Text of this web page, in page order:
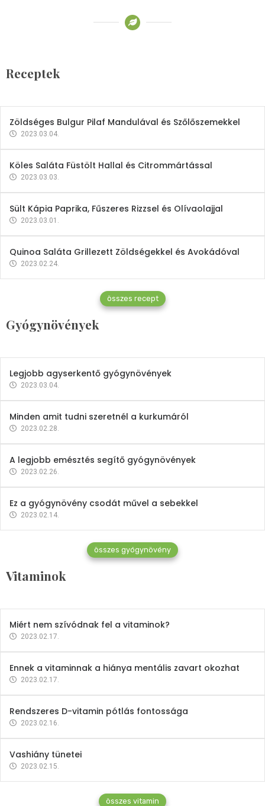
Receptek
2023.03.06.
Zöldséges Bulgur Pilaf Mandulával és Szőlőszemekkel
2023.03.04.
Köles Saláta Füstölt Hallal és Citrommártással
2023.03.03.
Sült Kápia Paprika, Fűszeres Rizzsel és Olívaolajjal
2023.03.01.
Quinoa Saláta Grillezett Zöldségekkel és Avokádóval
2023.02.24.
összes recept
Gyógynövények
Gyógynövények
Mindent a petrezselyemről
2023.12.21.
Legjobb agyserkentő gyógynövények
2023.03.04.
Minden amit tudni szeretnél a kurkumáról
2023.02.28.
A legjobb emésztés segítő gyógynövények
2023.02.26.
Ez a gyógynövény csodát művel a sebekkel
2023.02.14.
összes gyógynövény
Vitaminok
Vitaminok
Mindent a B-12 vitaminról
2023.02.27.
Miért nem szívódnak fel a vitaminok?
2023.02.17.
Ennek a vitaminnak a hiánya mentális zavart okozhat
2023.02.17.
Rendszeres D-vitamin pótlás fontossága
2023.02.16.
Vashiány tünetei
2023.02.15.
összes vitamin